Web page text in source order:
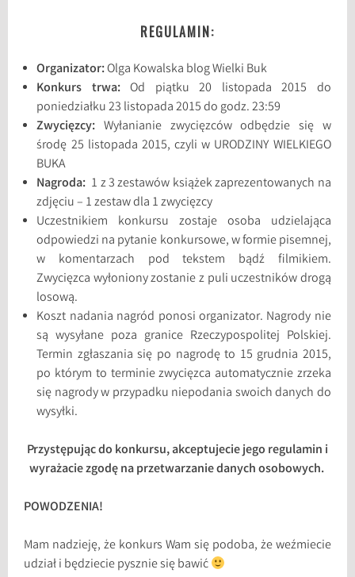
REGULAMIN:
Organizator:Olga Kowalska blog Wielki Buk
Konkurs trwa:Od piątku 20 listopada 2015 do
poniedziałku 23 listopada 2015 do godz. 23:59
Zwycięzcy:Wyłanianie zwycięzców odbędzie się w
środę 25 listopada 2015, czyli w URODZINY WIELKIEGO
BUKA
Nagroda: 1 z 3 zestawów książek zaprezentowanych na
zdjęciu – 1 zestaw dla 1 zwycięzcy
Uczestnikiem konkursu zostaje osoba udzielająca
odpowiedzi na pytanie konkursowe, w formie pisemnej,
w komentarzach pod tekstem bądź filmikiem.
Zwycięzca wyłoniony zostanie z puli uczestników drogą
losową.
Koszt nadania nagród ponosi organizator. Nagrody nie
są wysyłane poza granice Rzeczypospolitej Polskiej.
Termin zgłaszania się po nagrodę to 15 grudnia 2015,
po którym to terminie zwycięzca automatycznie zrzeka
się nagrody w przypadku niepodania swoich danych do
wysyłki.
Przystępując do konkursu, akceptujecie jego regulamin i
wyrażacie zgodę na przetwarzanie danych osobowych.
POWODZENIA!
Mam nadzieję, że konkurs Wam się podoba, że weźmiecie
udział i będziecie pysznie się bawić